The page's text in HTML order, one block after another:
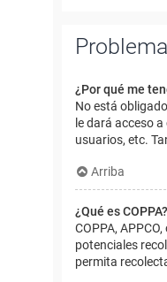
¿Por qué me
No está
le dará acceso
usuarios, etc.
Arriba
¿Qué es
COPPA,
potenciales
permita